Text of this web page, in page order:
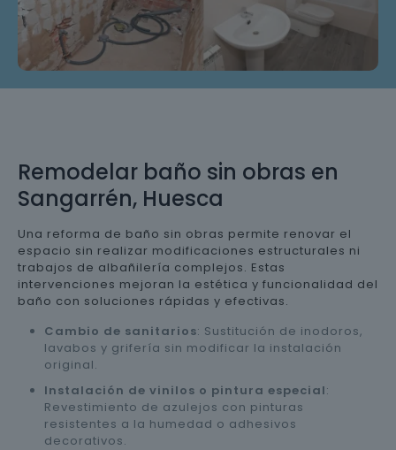
Remodelar baño sin obras en
Sangarrén, Huesca
Una reforma de baño sin obras permite renovar el
espacio sin realizar modificaciones estructurales ni
trabajos de albañilería complejos. Estas
intervenciones mejoran la estética y funcionalidad del
baño con soluciones rápidas y efectivas.
Cambio de sanitarios: Sustitución de inodoros,
lavabos y grifería sin modificar la instalación
original.
Instalación de vinilos o pintura especial:
Revestimiento de azulejos con pinturas
resistentes a la humedad o adhesivos
decorativos.